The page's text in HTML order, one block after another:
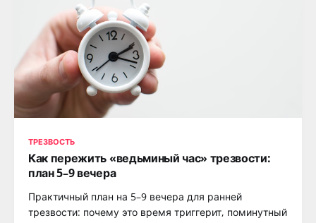
ТРЕЗВОСТЬ
Как пережить «ведьминый час» трезвости:
план 5–9 вечера
Практичный план на 5–9 вечера для ранней
трезвости: почему это время триггерит, поминутный